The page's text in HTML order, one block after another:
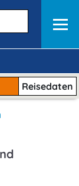
Reisedaten